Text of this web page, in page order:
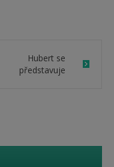
Hubert se
představuje